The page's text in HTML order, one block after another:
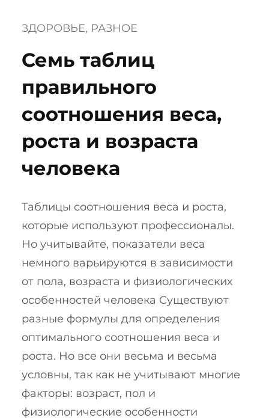
ЗДОРОВЬЕ, РАЗНОЕ
Семь таблиц
правильного
соотношения веса,
роста и возраста
человека
Таблицы соотношения веса и роста,
которые используют профессионалы.
Но учитывайте, показатели веса
немного варьируются в зависимости
от пола, возраста и физиологических
особенностей человека Существуют
разные формулы для определения
оптимального соотношения веса и
роста. Но все они весьма и весьма
условны, так как не учитывают многие
факторы: возраст, пол и
физиологические особенности